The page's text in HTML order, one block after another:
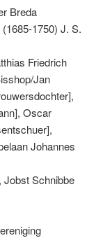
Breda
1750) J. S.
Friedrich
Jan
Oscar
Johannes
Jobst Schnibbe